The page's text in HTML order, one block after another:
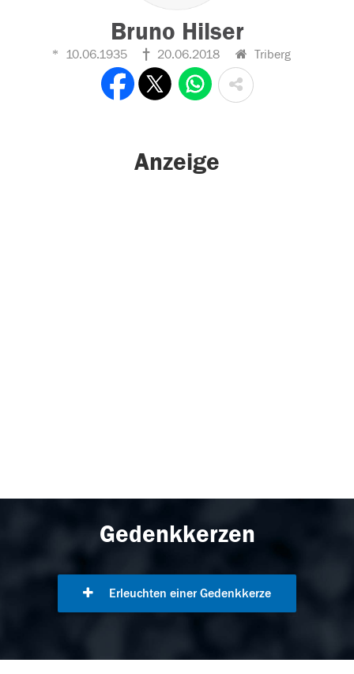
Bruno Hilser
10.06.1935 20.06.2018 Triberg
Anzeige
Gedenkkerzen
Erleuchten einer Gedenkkerze